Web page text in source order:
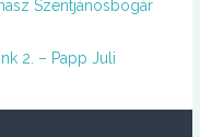
Szentjánosbogár
2. – Papp Juli